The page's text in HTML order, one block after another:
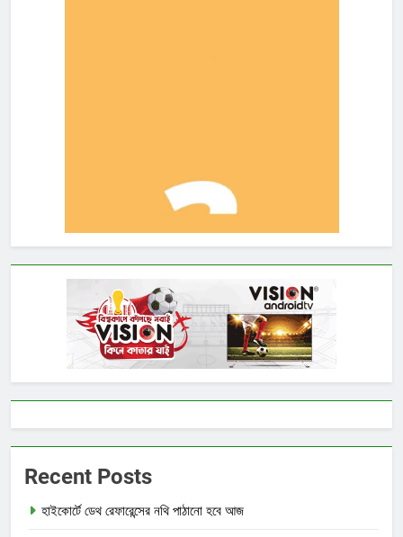
Recent Posts
হাইকোর্টে ডেথ রেফারেন্সের নথি পাঠানো হবে আজ